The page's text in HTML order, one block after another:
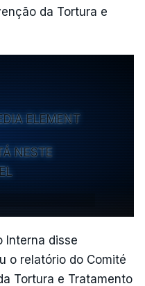
da Tortura e
ELEMENT
NESTE
Interna disse
o relatório do Comité
Tortura e Tratamento